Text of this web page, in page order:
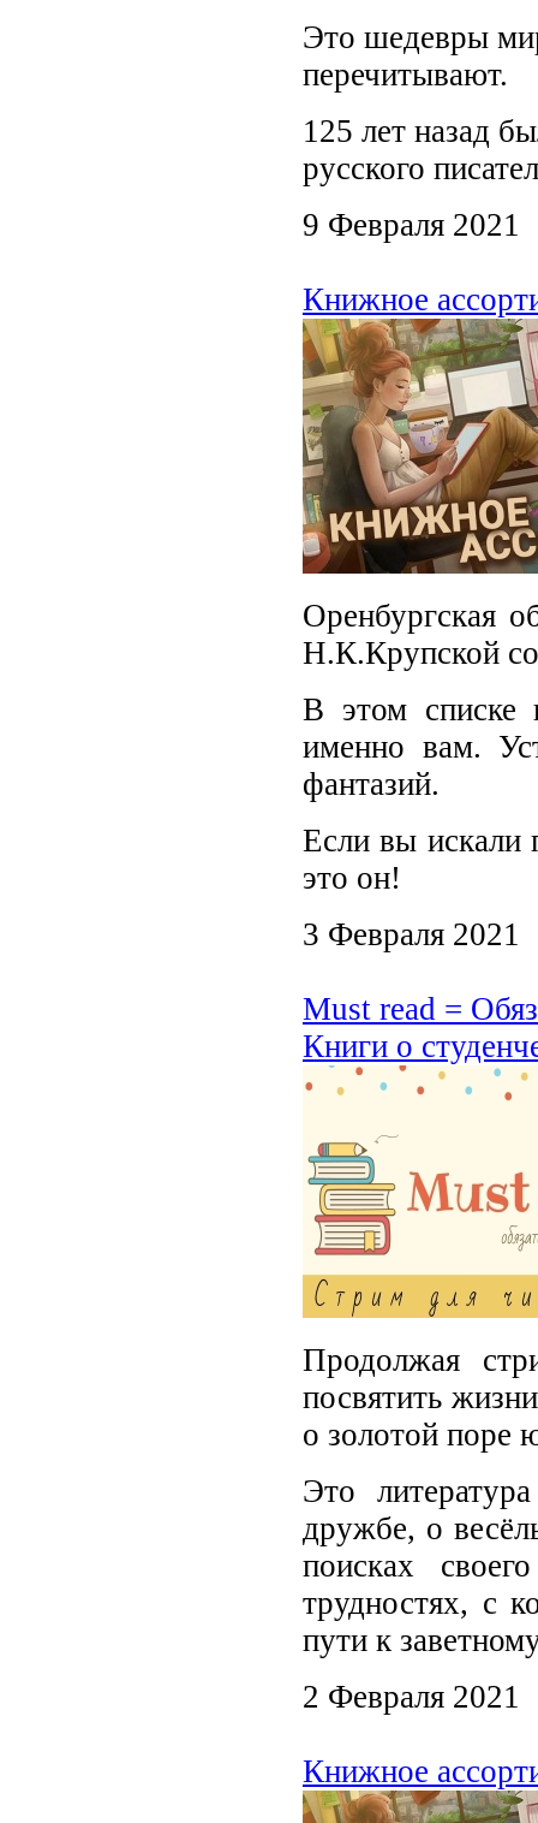
Это шедевры
перечитывают.
125 лет назад
русского
9 Февраля 2021
Книжное
Оренбургская
Н.К.Крупской
В этом списке
именно вам.
фантазий.
Если вы искали
это он!
3 Февраля 2021
Must read =
Книги о
Продолжая
посвятить
о золотой поре
Это
дружбе, о
поисках
трудностях, с
пути к
2 Февраля 2021
Книжное